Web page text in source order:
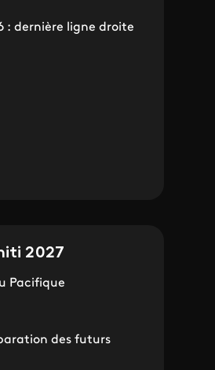
: dernière ligne droite
2027
Pacifique
des futurs